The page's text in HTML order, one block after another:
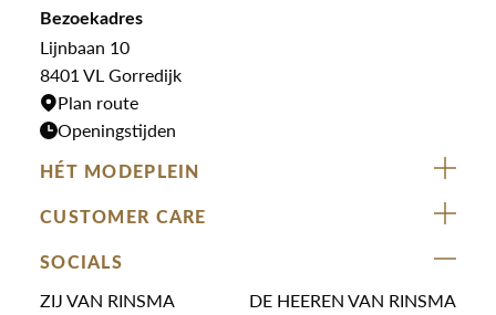
Bekijk alle merken >
Jurken
Rokken
T-shirts
Bezoekadres
Lijnbaan 10
8401 VL Gorredijk
Plan route
Openingstijden
HÉT MODEPLEIN
ZIJ VAN RINSMA
DE HEEREN VAN RINSMA
CUSTOMER CARE
Veelgestelde vragen
Retourneren & Ruilen
SOCIALS
ZIJ VAN RINSMA DE HEEREN VAN RINSMA